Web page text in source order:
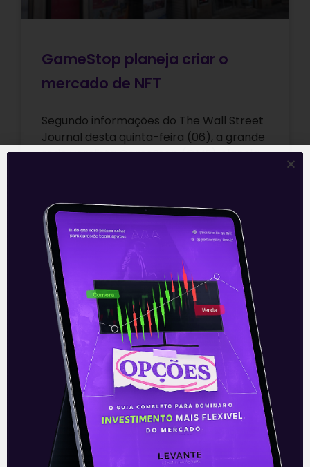
GameStop planeja criar o
mercado de NFT
Segundo informações do The Wall Street
Journal desta quinta-feira (06), a grande
rede varejista GameStop (GME) planeja
Leia mais
07/01/2022
E EU COM ISSO